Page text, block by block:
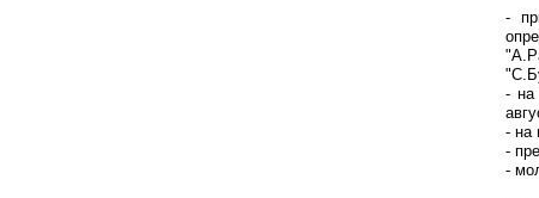
-
- на
- на
-
-